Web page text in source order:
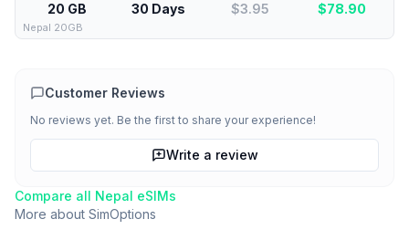
20 GB 30 Days $3.95 $78.90
Nepal 20GB
Customer Reviews
No reviews yet. Be the first to share your experience!
Write a review
Compare all Nepal eSIMs
More about SimOptions